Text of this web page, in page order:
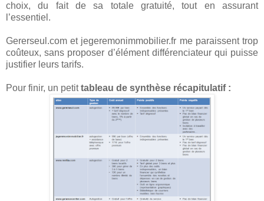
choix, du fait de sa totale gratuité, tout en assurant
l’essentiel.
Gererseul.com et jegeremonimmobilier.fr me paraissent trop
coûteux, sans proposer d’élément différenciateur qui puisse
justifier leurs tarifs.
Pour finir, un petittableau de synthèse récapitulatif :